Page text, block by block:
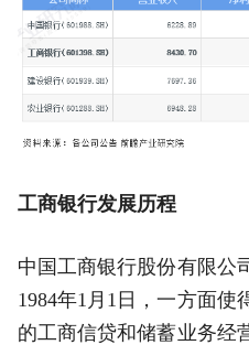
工商银行发展历程
中国工商银行股份有限公
1984年1月1日，一方面
的工商信贷和储蓄业务经